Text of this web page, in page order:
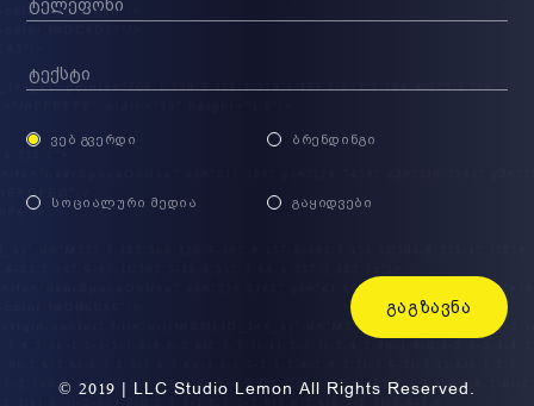
ᲕᲔᲑ ᲒᲕᲔᲠᲓᲘ ᲑᲠᲔᲜᲓᲘᲜᲒᲘ
ᲡᲝᲪᲘᲐᲚᲣᲠᲘ ᲛᲔᲓᲘᲐ ᲒᲐᲧᲘᲓᲕᲔᲑᲘ
ᲒᲐᲒᲖᲐᲕᲜᲐ
© 2019 | LLC Studio Lemon All Rights Reserved.